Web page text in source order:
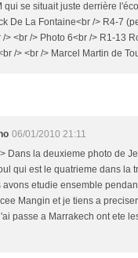
qui se situait juste derrière
De La Fontaine<br /> R4-7
/> <br /> Photo 6<br /> R1-13
/> <br /> Marcel Martin de
06/01/2010 21:11
Dans la deuxieme photo de
qui est le quatrieme dans la
avons etudie ensemble
Mangin et je tiens a
passe a Marrakech ont ete